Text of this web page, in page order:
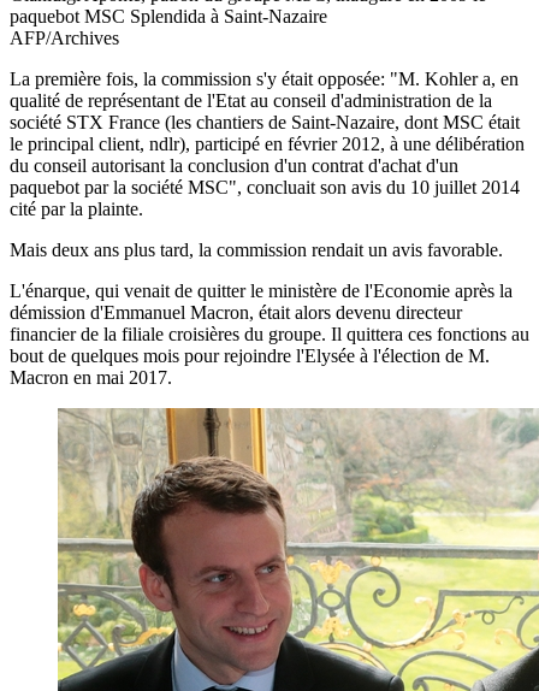
paquebot MSC Splendida à Saint-Nazaire
AFP/Archives
La première fois, la commission s'y était opposée: "M. Kohler a, en
qualité de représentant de l'Etat au conseil d'administration de la
société STX France (les chantiers de Saint-Nazaire, dont MSC était
le principal client, ndlr), participé en février 2012, à une délibération
du conseil autorisant la conclusion d'un contrat d'achat d'un
paquebot par la société MSC", concluait son avis du 10 juillet 2014
cité par la plainte.
Mais deux ans plus tard, la commission rendait un avis favorable.
L'énarque, qui venait de quitter le ministère de l'Economie après la
démission d'Emmanuel Macron, était alors devenu directeur
financier de la filiale croisières du groupe. Il quittera ces fonctions au
bout de quelques mois pour rejoindre l'Elysée à l'élection de M.
Macron en mai 2017.